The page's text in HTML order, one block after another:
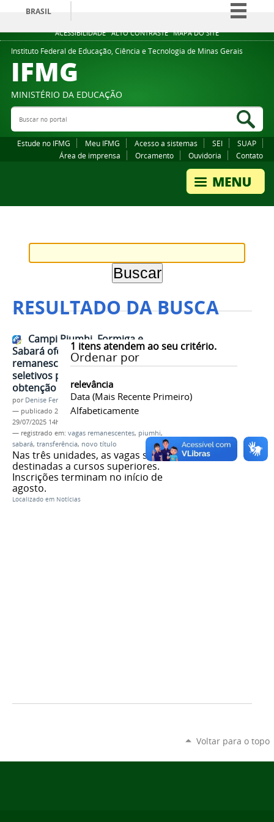
ACESSIBILIDADE ALTO CONTRASTE MAPA DO SITE
BRASIL
Simplifique!
Comunica BR
Legislação
Instituto Federal de Educação, Ciência e Tecnologia de Minas Gerais
IFMG
MINISTÉRIO DA EDUCAÇÃO
Buscar no portal
Estude no IFMG Meu IFMG Acesso a sistemas SEI
SUAP
Área de imprensa
Orcamento Ouvidoria Contato
RESULTADO DA BUSCA
1 itens atendem ao seu critério.
Ordenar por
relevância
Data (mais Recente Primeiro)
Alfabeticamente
Campi Piumhi, Formiga e
Sabará ofertam vagas
remanescentes em processos
seletivos para transferência e
obtenção de novo título
por Denise Ferreira dos Santos
— publicado 28/07/2025—última modificação
29/07/2025 14h09
— registrado em: vagas remanescentes, piumhi,
sabará, transferência, novo título
Nas três unidades, as vagas são
destinadas a cursos superiores.
Inscrições terminam no início de
agosto.
Localizado em Notícias
Voltar para o topo